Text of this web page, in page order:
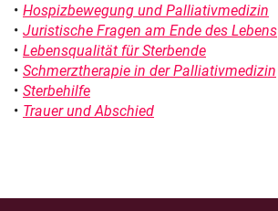
Hospizbewegung und Palliativmedizin
Juristische Fragen am Ende des Lebens
Lebensqualität für Sterbende
Schmerztherapie in der Palliativmedizin
Sterbehilfe
Trauer und Abschied